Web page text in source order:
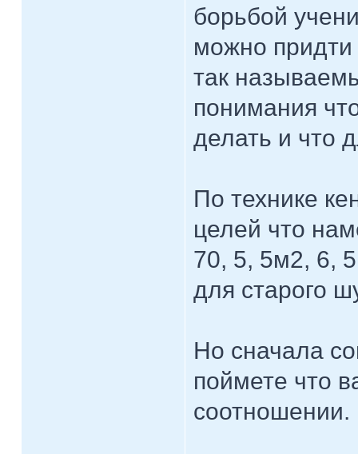
борьбой
можно
так
понимания
делать и что
По технике
целей что
70, 5, 5м2, 6,
для старого
Но сначала
поймете что
соотношении.